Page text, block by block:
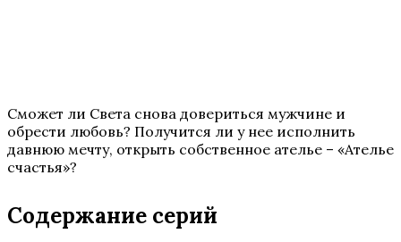
Сможет ли Света снова довериться мужчине и
обрести любовь? Получится ли у нее исполнить
давнюю мечту, открыть собственное ателье – «Ателье
счастья»?
Содержание серий